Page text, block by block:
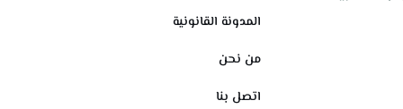
المدونة القانونية
من نحن
اتصل بنا